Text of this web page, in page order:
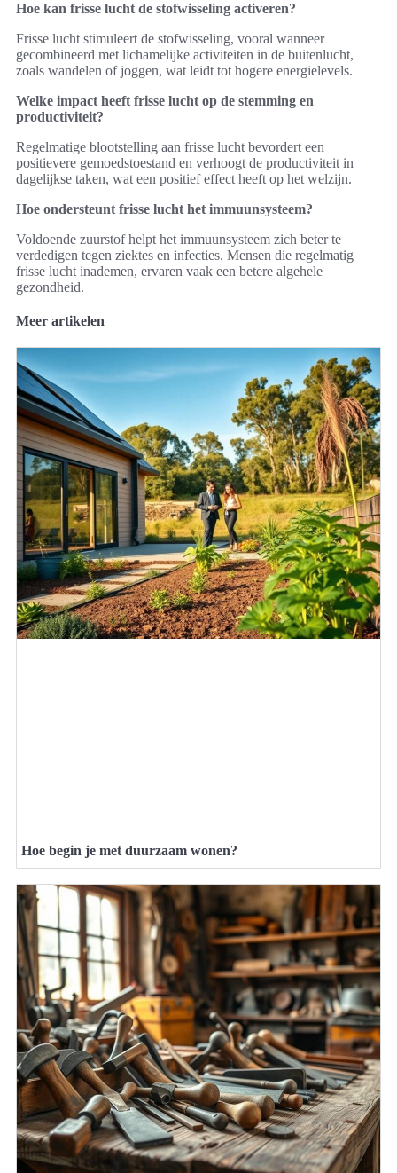
Hoe kan frisse lucht de stofwisseling activeren?
Frisse lucht stimuleert de stofwisseling, vooral wanneer
gecombineerd met lichamelijke activiteiten in de buitenlucht,
zoals wandelen of joggen, wat leidt tot hogere energielevels.
Welke impact heeft frisse lucht op de stemming en
productiviteit?
Regelmatige blootstelling aan frisse lucht bevordert een
positievere gemoedstoestand en verhoogt de productiviteit in
dagelijkse taken, wat een positief effect heeft op het welzijn.
Hoe ondersteunt frisse lucht het immuunsysteem?
Voldoende zuurstof helpt het immuunsysteem zich beter te
verdedigen tegen ziektes en infecties. Mensen die regelmatig
frisse lucht inademen, ervaren vaak een betere algehele
gezondheid.
Meer artikelen
Hoe begin je met duurzaam wonen?